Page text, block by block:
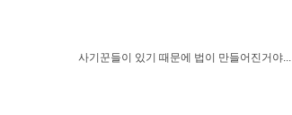
사기꾼들이 있기 때문에 법이 만들어진거야...